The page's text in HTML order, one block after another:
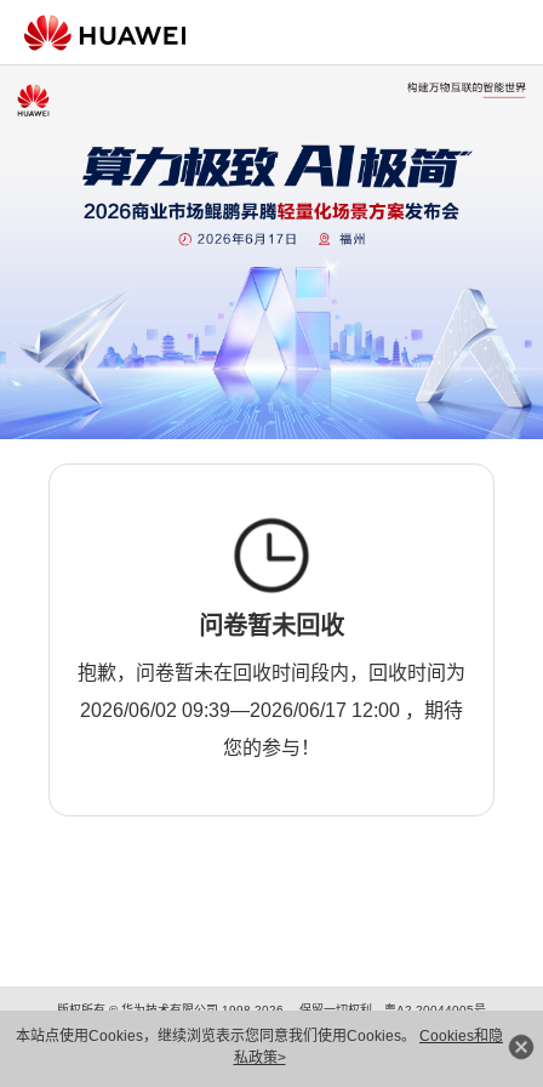
本站点使用Cookies，继续浏览表示您同意我们使用Cookies。 Cookies和隐
私政策>
问卷暂未回收
抱歉，问卷暂未在回收时间段内，回收时间为
2026/06/02 09:39—2026/06/17 12:00 ，期待
您的参与！
版权所有 © 华为技术有限公司 1998-2026。 保留一切权利。粤A2-20044005号
隐私保护
法律声明